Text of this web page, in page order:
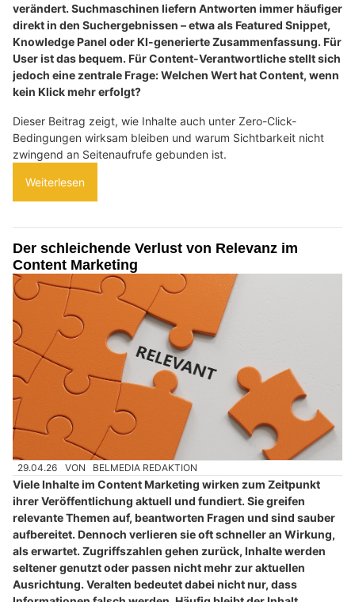
verändert. Suchmaschinen liefern Antworten immer häufiger
direkt in den Suchergebnissen – etwa als Featured Snippet,
Knowledge Panel oder KI-generierte Zusammenfassung. Für
User ist das bequem. Für Content-Verantwortliche stellt sich
jedoch eine zentrale Frage: Welchen Wert hat Content, wenn
kein Klick mehr erfolgt?
Dieser Beitrag zeigt, wie Inhalte auch unter Zero-Click-
Bedingungen wirksam bleiben und warum Sichtbarkeit nicht
zwingend an Seitenaufrufe gebunden ist.
Weiterlesen
Der schleichende Verlust von Relevanz im
Content Marketing
29.04.26 VON BELMEDIA REDAKTION
Viele Inhalte im Content Marketing wirken zum Zeitpunkt
ihrer Veröffentlichung aktuell und fundiert. Sie greifen
relevante Themen auf, beantworten Fragen und sind sauber
aufbereitet. Dennoch verlieren sie oft schneller an Wirkung,
als erwartet. Zugriffszahlen gehen zurück, Inhalte werden
seltener genutzt oder passen nicht mehr zur aktuellen
Ausrichtung. Veralten bedeutet dabei nicht nur, dass